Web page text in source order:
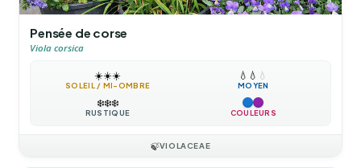
Pensée de corse
Viola corsica
☀️☀️☀️
SOLEIL / MI-OMBRE
💧 💧 💧
MOYEN
❄️❄️❄️
RUSTIQUE COULEURS
🍃VIOLACEAE